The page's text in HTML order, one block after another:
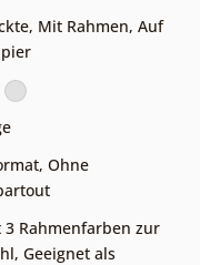
, Mit Rahmen, Auf
, Ohne
3 Rahmenfarben zur
, Geeignet als